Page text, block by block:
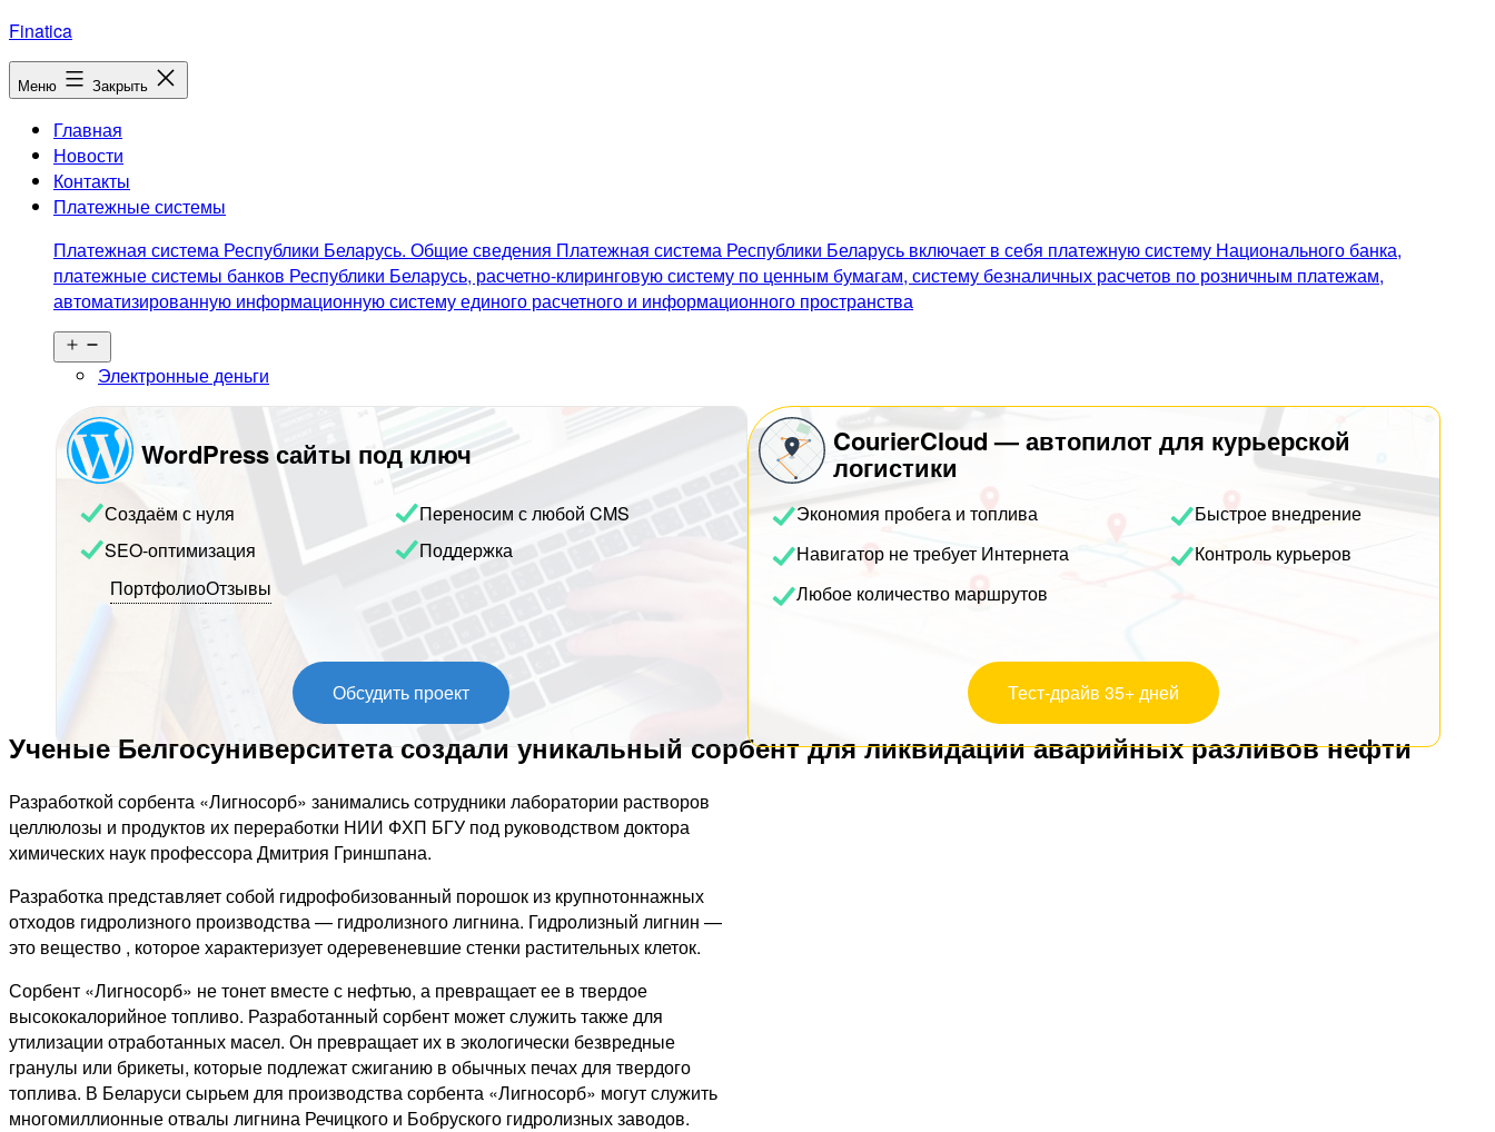
Перейти
к
содержимому
Finatica
Меню Закрыть
Главная
Новости
Контакты
Платежные системы
Платежная система Республики Беларусь. Общие сведения Платежная система Республики Беларусь включает в себя платежную систему Национального банка,
платежные системы банков Республики Беларусь, расчетно-клиринговую систему по ценным бумагам, систему безналичных расчетов по розничным платежам,
автоматизированную информационную систему единого расчетного и информационного пространства
меню
Электронные деньги
WordPress сайты под ключ
Создаём с нуля
Переносим с любой CMS
SEO-оптимизация
Поддержка
ПортфолиоОтзывы
Обсудить проект
CourierCloud — автопилот для курьерской
логистики
Экономия пробега и топлива
Быстрое внедрение
Навигатор не требует Интернета
Контроль курьеров
Любое количество маршрутов
Тест-драйв 35+ дней
Ученые Белгосуниверситета создали уникальный сорбент для ликвидации аварийных разливов нефти
Разработкой сорбента «Лигносорб» занимались сотрудники лаборатории растворов
целлюлозы и продуктов их переработки НИИ ФХП БГУ под руководством доктора
химических наук профессора Дмитрия Гриншпана.
Разработка представляет собой гидрофобизованный порошок из крупнотоннажных
отходов гидролизного производства — гидролизного лигнина. Гидролизный лигнин —
это вещество , которое характеризует одеревеневшие стенки растительных клеток.
Сорбент «Лигносорб» не тонет вместе с нефтью, а превращает ее в твердое
высококалорийное топливо. Разработанный сорбент может служить также для
утилизации отработанных масел. Он превращает их в экологически безвредные
гранулы или брикеты, которые подлежат сжиганию в обычных печах для твердого
топлива. В Беларуси сырьем для производства сорбента «Лигносорб» могут служить
многомиллионные отвалы лигнина Речицкого и Бобруского гидролизных заводов.